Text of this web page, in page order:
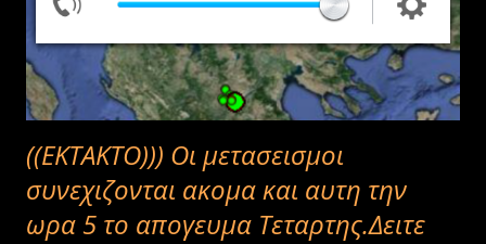
((ΕΚΤΑΚΤΟ))) Οι μετασεισμοι
συνεχιζονται ακομα και αυτη την
ωρα 5 το απογευμα Τεταρτης.Δειτε